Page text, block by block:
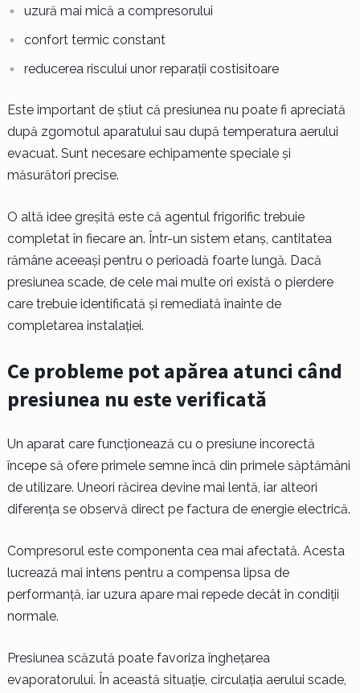
uzură mai mică a compresorului
confort termic constant
reducerea riscului unor reparații costisitoare
Este important de știut că presiunea nu poate fi apreciată
după zgomotul aparatului sau după temperatura aerului
evacuat. Sunt necesare echipamente speciale și
măsurători precise.
O altă idee greșită este că agentul frigorific trebuie
completat în fiecare an. Într-un sistem etanș, cantitatea
rămâne aceeași pentru o perioadă foarte lungă. Dacă
presiunea scade, de cele mai multe ori există o pierdere
care trebuie identificată și remediată înainte de
completarea instalației.
Ce probleme pot apărea atunci când
presiunea nu este verificată
Un aparat care funcționează cu o presiune incorectă
începe să ofere primele semne încă din primele săptămâni
de utilizare. Uneori răcirea devine mai lentă, iar alteori
diferența se observă direct pe factura de energie electrică.
Compresorul este componenta cea mai afectată. Acesta
lucrează mai intens pentru a compensa lipsa de
performanță, iar uzura apare mai repede decât în condiții
normale.
Presiunea scăzută poate favoriza înghețarea
evaporatorului. În această situație, circulația aerului scade,